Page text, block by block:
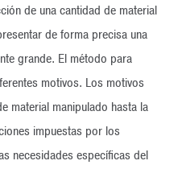
de una cantidad de material
de forma precisa una
grande. El método para
motivos. Los motivos
material manipulado hasta la
impuestas por los
necesidades específicas del